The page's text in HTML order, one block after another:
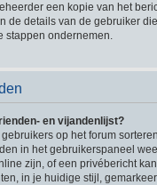
een kopie van het
de details van de gebruiker
stappen ondernemen.
en vijandenlijst?
op het forum
in het gebruikerspaneel
zijn, of een privébericht
in je huidige stijl,